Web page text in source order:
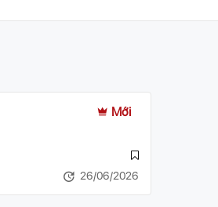
Mới
26/06/2026